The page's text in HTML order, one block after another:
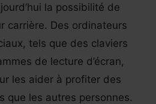
la possibilité de
carrière. Des ordinateurs
tels que des claviers
de lecture d’écran,
les aider à profiter des
que les autres personnes.